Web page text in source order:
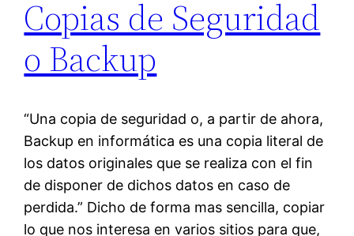
Copias de Seguridad
o Backup
“Una copia de seguridad o, a partir de ahora,
Backup en informática es una copia literal de
los datos originales que se realiza con el fin
de disponer de dichos datos en caso de
perdida.” Dicho de forma mas sencilla, copiar
lo que nos interesa en varios sitios para que,